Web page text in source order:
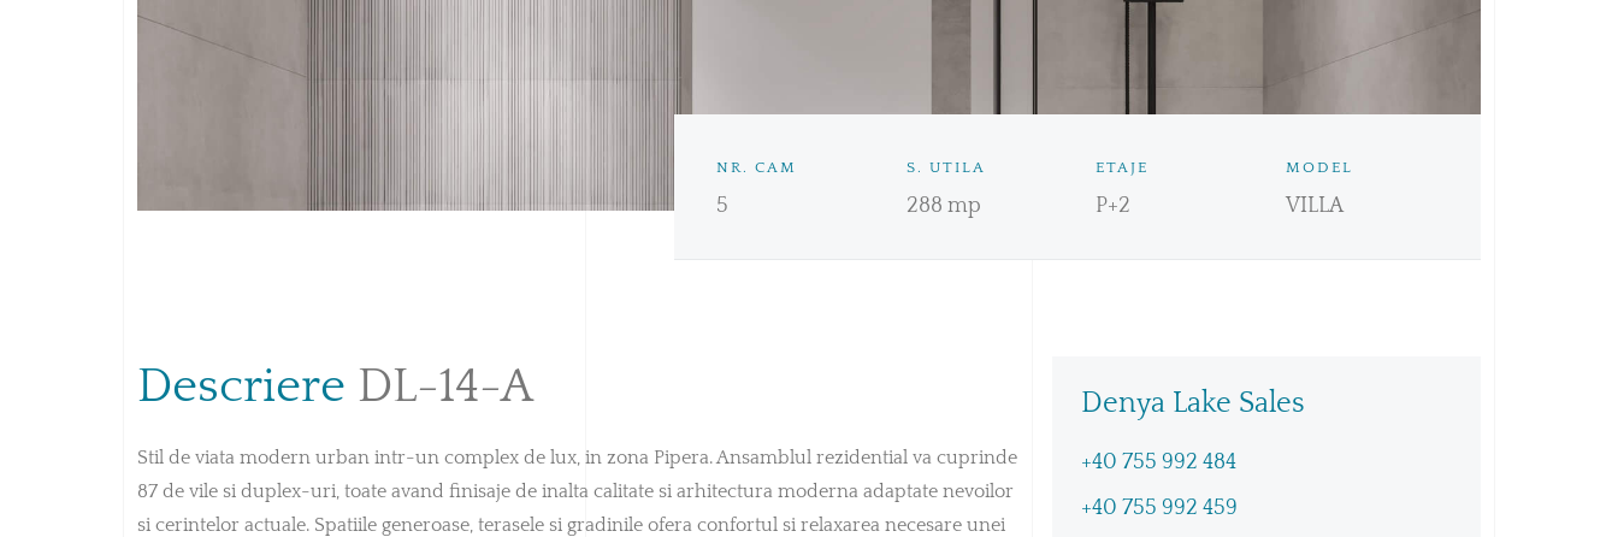
NR. CAM
5
S. UTILA
288 mp
ETAJE
P+2
MODEL
VILLA
Descriere DL-14-A
Stil de viata modern urban intr-un complex de lux, in zona Pipera. Ansamblul rezidential va cuprinde
87 de vile si duplex-uri, toate avand finisaje de inalta calitate si arhitectura moderna adaptate nevoilor
si cerintelor actuale. Spatiile generoase, terasele si gradinile ofera confortul si relaxarea necesare unei
Denya Lake Sales
+40 755 992 484
+40 755 992 459